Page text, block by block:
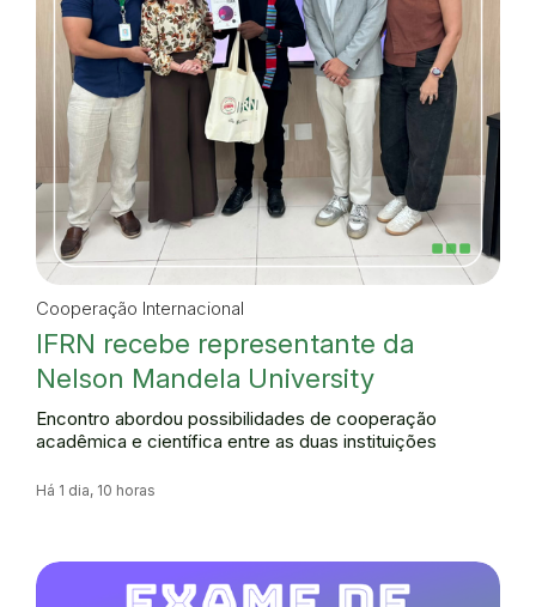
Cooperação Internacional
IFRN recebe representante da
Nelson Mandela University
Encontro abordou possibilidades de cooperação
acadêmica e científica entre as duas instituições
Há 1 dia, 10 horas